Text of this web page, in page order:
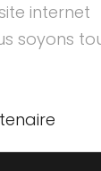
internet
soyons